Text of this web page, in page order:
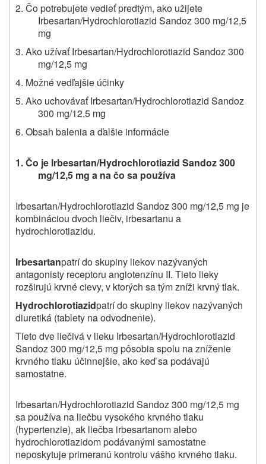
2. Čo potrebujete vedieť predtým, ako užijete
Irbesartan/Hydrochlorotiazid Sandoz 300 mg/12,5
mg
3. Ako užívať Irbesartan/Hydrochlorotiazid Sandoz 300
mg/12,5 mg
4. Možné vedľajšie účinky
5. Ako uchovávať Irbesartan/Hydrochlorotiazid Sandoz
300 mg/12,5 mg
6. Obsah balenia a ďalšie informácie
1. Čo je Irbesartan/Hydrochlorotiazid Sandoz 300
mg/12,5 mg a na čo sa používa
Irbesartan/Hydrochlorotiazid Sandoz 300 mg/12,5 mg je
kombináciou dvoch liečiv, irbesartanu a
hydrochlorotiazidu.
Irbesartanpatrí do skupiny liekov nazývaných
antagonisty receptoru angiotenzínu II. Tieto lieky
rozširujú krvné cievy, v ktorých sa tým zníži krvný tlak.
Hydrochlorotiazidpatrí do skupiny liekov nazývaných
diuretiká (tablety na odvodnenie).
Tieto dve liečivá v lieku Irbesartan/Hydrochlorotiazid
Sandoz 300 mg/12,5 mg pôsobia spolu na zníženie
krvného tlaku účinnejšie, ako keď sa podávajú
samostatne.
Irbesartan/Hydrochlorotiazid Sandoz 300 mg/12,5 mg
sa používa na liečbu vysokého krvného tlaku
(hypertenzie), ak liečba irbesartanom alebo
hydrochlorotiazidom podávanými samostatne
neposkytuje primeranú kontrolu vášho krvného tlaku.